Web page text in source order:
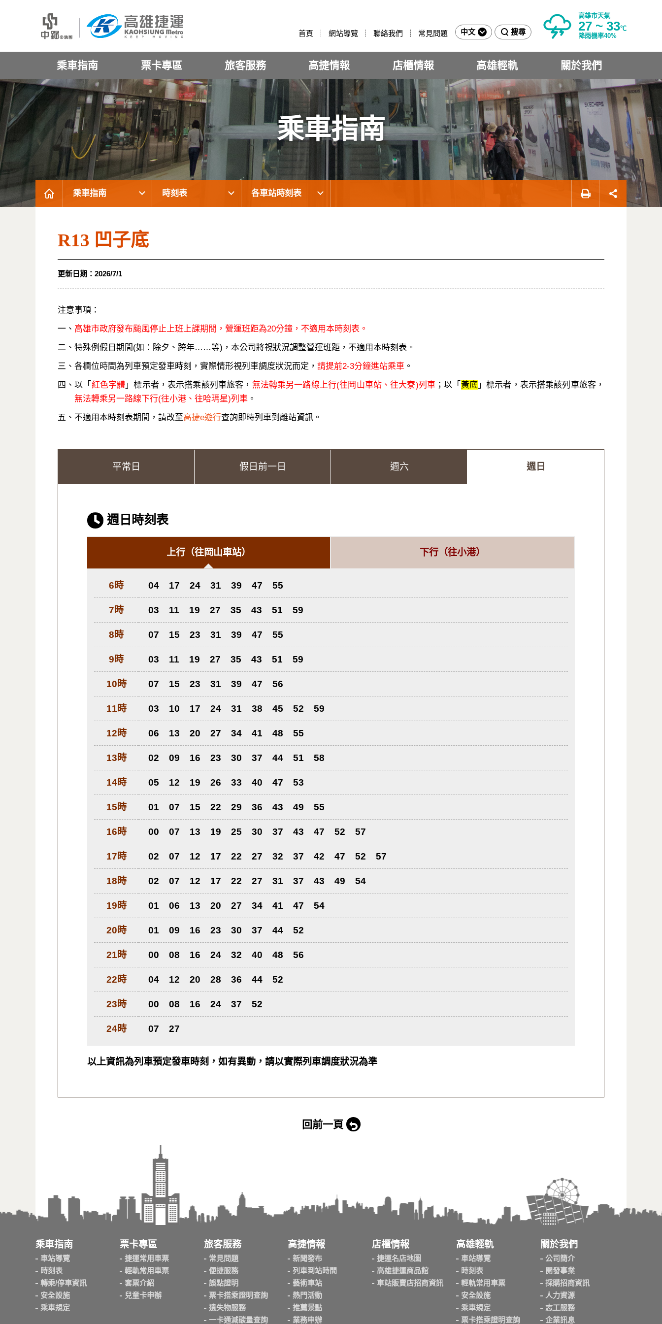
首頁 網站導覽 聯絡我們 常見問題 中文 搜尋
高雄市天氣
27 ~ 33℃
降雨機率40%
乘車指南 票卡專區 旅客服務 高捷情報 店櫃情報 高雄輕軌 關於我們
乘車指南
乘車指南 時刻表 各車站時刻表
R13 凹子底
更新日期： 2026/7/1
注意事項：
一、 高雄市政府發布颱風停止上班上課期間，營運班距為20分鐘，不適用本時刻表。
二、特殊例假日期間(如：除夕、跨年……等)，本公司將視狀況調整營運班距，不適用本時刻表。
三、各欄位時間為列車預定發車時刻，實際情形視列車調度狀況而定， 請提前2-3分鐘進站乘車 。
四、以「 紅色字體 」標示者，表示搭乘該列車旅客， 無法轉乘另一路線上行(往岡山車站、往大寮)列車 ；以「 黃底」標示者，表示搭乘該列車旅客，
無法轉乘另一路線下行(往小港、往哈瑪星)列車 。
五、不適用本時刻表期間，請改至高捷e遊行查詢即時列車到離站資訊。
平常日 假日前一日 週六 週日
週日時刻表
上行 （往岡山車站） 下行 （往小港）
6時 04 17 24 31 39 47 55
7時 03 11 19 27 35 43 51 59
8時 07 15 23 31 39 47 55
9時 03 11 19 27 35 43 51 59
10時 07 15 23 31 39 47 56
11時 03 10 17 24 31 38 45 52 59
12時 06 13 20 27 34 41 48 55
13時 02 09 16 23 30 37 44 51 58
14時 05 12 19 26 33 40 47 53
15時 01 07 15 22 29 36 43 49 55
16時 00 07 13 19 25 30 37 43 47 52 57
17時 02 07 12 17 22 27 32 37 42 47 52 57
18時 02 07 12 17 22 27 31 37 43 49 54
19時 01 06 13 20 27 34 41 47 54
20時 01 09 16 23 30 37 44 52
21時 00 08 16 24 32 40 48 56
22時 04 12 20 28 36 44 52
23時 00 08 16 24 37 52
24時 07 27
以上資訊為列車預定發車時刻，如有異動，請以實際列車調度狀況為準
回前一頁
乘車指南
車站導覽
時刻表
轉乘/停車資訊
安全設施
乘車規定
票卡專區
捷運常用車票
輕軌常用車票
套票介紹
兒童卡申辦
旅客服務
常見問題
便捷服務
誤點證明
票卡搭乘證明查詢
遺失物服務
一卡通減碳量查詢
高捷情報
新聞發布
列車到站時間
藝術車站
熱門活動
推薦景點
業務申辦
店櫃情報
捷運名店地圖
高雄捷運商品館
車站販賣店招商資訊
高雄輕軌
車站導覽
時刻表
輕軌常用車票
安全設施
乘車規定
票卡搭乘證明查詢
關於我們
公司簡介
開發事業
採購招商資訊
人力資源
志工服務
企業訊息